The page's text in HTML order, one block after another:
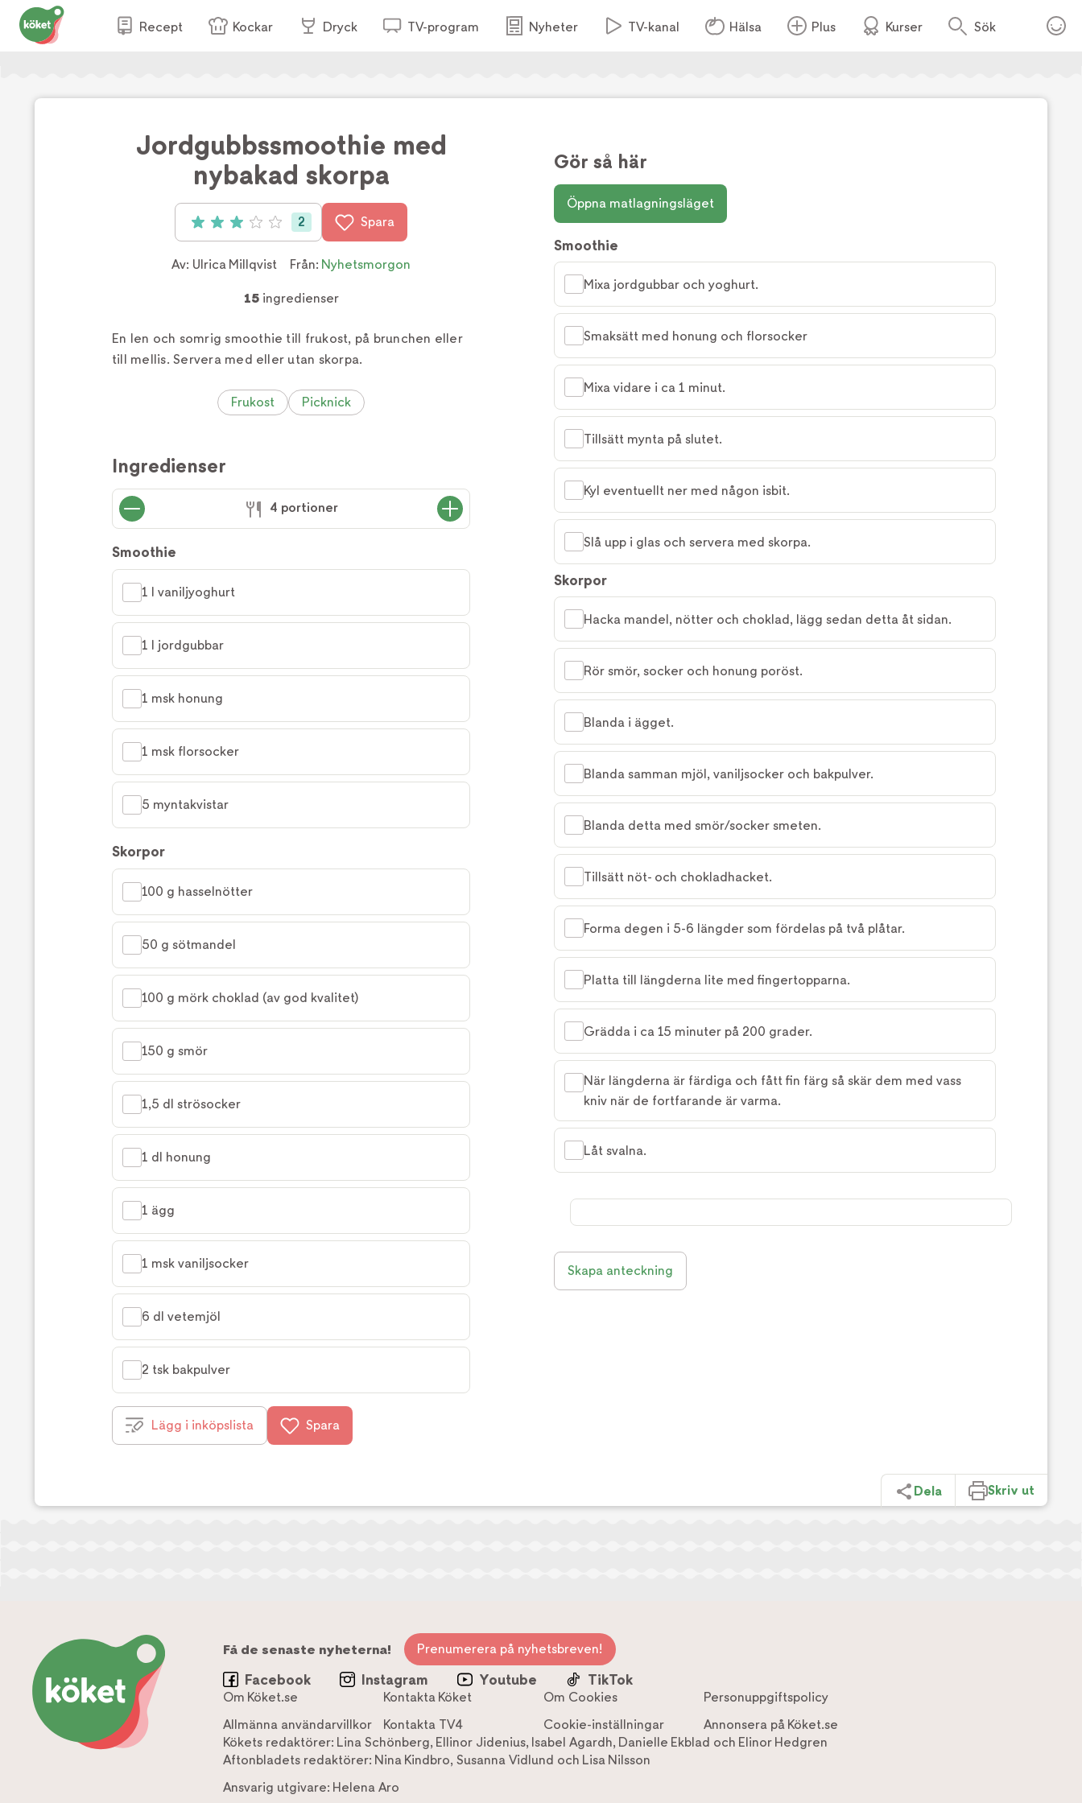
Recept Kockar Dryck TV-program Nyheter TV-kanal Hälsa Plus Kurser Sök
Foto:TV4
Jordgubbssmoothie med
nybakad skorpa
Betyg: 3 av 5 (2 röster)
2 Spara
Av: Ulrica Millqvist Från: Nyhetsmorgon
15ingredienser
En len och somrig smoothie till frukost, på brunchen eller
till mellis. Servera med eller utan skorpa.
Frukost Picknick
Ingredienser
4 portioner
Smoothie
1 l vaniljyoghurt
1 l jordgubbar
1 msk honung
1 msk florsocker
5 myntakvistar
Skorpor
100 g hasselnötter
50 g sötmandel
100 g mörk choklad (av god kvalitet)
150 g smör
1,5 dl strösocker
1 dl honung
1 ägg
1 msk vaniljsocker
6 dl vetemjöl
2 tsk bakpulver
Lägg i inköpslista Spara
Gör så här
Öppna matlagningsläget
Smoothie
Mixa jordgubbar och yoghurt.
Smaksätt med honung och florsocker
Mixa vidare i ca 1 minut.
Tillsätt mynta på slutet.
Kyl eventuellt ner med någon isbit.
Slå upp i glas och servera med skorpa.
Skorpor
Hacka mandel, nötter och choklad, lägg sedan detta åt sidan.
Rör smör, socker och honung poröst.
Blanda i ägget.
Blanda samman mjöl, vaniljsocker och bakpulver.
Blanda detta med smör/socker smeten.
Tillsätt nöt- och chokladhacket.
Forma degen i 5-6 längder som fördelas på två plåtar.
Platta till längderna lite med fingertopparna.
Grädda i ca 15 minuter på 200 grader.
När längderna är färdiga och fått fin färg så skär dem med vass
kniv när de fortfarande är varma.
Låt svalna.
Skapa anteckning
Dela Skriv ut
Få de senaste nyheterna! Prenumerera på nyhetsbreven!
Facebook Instagram Youtube TikTok
Om Köket.se Kontakta Köket Om Cookies
Personuppgiftspolicy
Allmänna användarvillkor
Kontakta TV4 Cookie-inställningar
Annonsera på Köket.se
Kökets redaktörer: Lina Schönberg, Ellinor Jidenius, Isabel Agardh, Danielle Ekblad och Elinor Hedgren
Aftonbladets redaktörer: Nina Kindbro, Susanna Vidlund och Lisa Nilsson
Ansvarig utgivare: Helena Aro